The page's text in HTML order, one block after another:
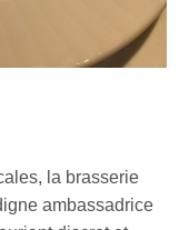
la brasserie
ambassadrice